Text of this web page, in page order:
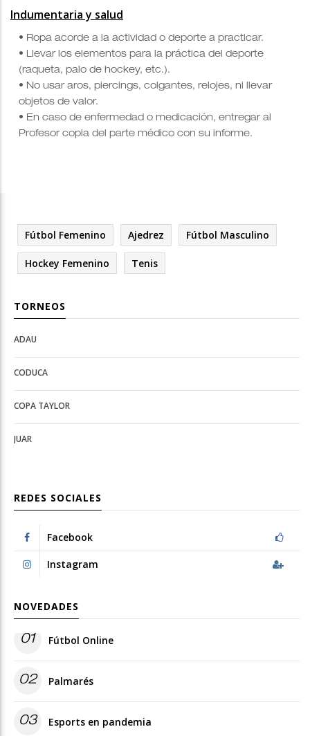
Indumentaria y salud
• Ropa acorde a la actividad o deporte a practicar.
• Llevar los elementos para la práctica del deporte
(raqueta, palo de hockey, etc.).
• No usar aros, piercings, colgantes, relojes, ni llevar
objetos de valor.
• En caso de enfermedad o medicación, entregar al
Profesor copia del parte médico con su informe.
Fútbol Femenino Ajedrez Fútbol Masculino
Hockey Femenino Tenis
TORNEOS
Open
Deportes
configuration
options
Open
configuration
options
ADAU
CODUCA
COPA TAYLOR
JUAR
REDES SOCIALES
Facebook
Instagram
NOVEDADES
01 Fútbol Online
02 Palmarés
03 Esports en pandemia